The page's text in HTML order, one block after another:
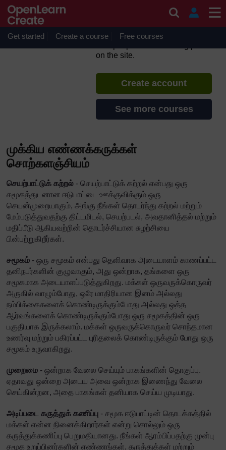
Get started Create a course Free courses
1 அடிப்படை எண்ணக்கருக்கள்
If you create an account, you can
on the site.
Create account
See more courses
முக்கிய எண்ணக்கருக்கள்
சொற்களஞ்சியம்
செயற்பாட்டுக் கற்றல் - செயற்பாட்டுக் கற்றல் என்பது ஒரு
சமூகத்துடனான ஈடுபாட்டை ஊக்குவிக்கும் ஒரு
செயன்முறையாகும், அங்கு நீங்கள் தொடர்ந்து கற்றல் மற்றும்
மேம்படுத்துவதற்கு திட்டமிடல், செயற்படல், அவதானித்தல் மற்றும்
மதிப்பீடு ஆகியவற்றின் தொடர்ச்சியான சுழற்சியை
பின்பற்றுகிறீர்கள்.
சமூகம் - ஒரு சமூகம் என்பது தெளிவாக அடையாளம் காணப்பட்ட
தனிநபர்களின் குழுவாகும், அது ஒன்றாக, தங்களை ஒரு
சமூகமாக அடையாளப்படுத்துகிறது. மக்கள் ஒருவருக்கொருவர்
அருகில் வாழும்போது, ஒரே மாதிரியான இனம் அல்லது
நம்பிக்கைகளைக் கொண்டிருக்கும்போது அல்லது ஒத்த
ஆர்வங்களைக் கொண்டிருக்கும்போது ஒரு சமூகத்தின் ஒரு
பகுதியாக இருக்கலாம். மக்கள் ஒருவருக்கொருவர் சொந்தமான
உணர்வு மற்றும் பகிரப்பட்ட புரிதலைக் கொண்டிருக்கும் போது ஒரு
சமூகம் உருவாகிறது.
முறைமை - ஒன்றாக வேலை செய்யும் பாகங்களின் தொகுப்பு.
ஏதாவது ஒன்றை அடைய அவை ஒன்றாக இணைந்து வேலை
செய்கின்றன, அதை பாகங்கள் தனியாக செய்ய முடியாது.
அடிப்படை கருத்துக் கணிப்பு - சமூக ஈடுபாட்டின் தொடக்கத்தில்
மக்கள் என்ன நினைக்கிறார்கள் என்று சொல்லும் ஒரு
கருத்துக்கணிப்பு பெறுமதியானது. நீங்கள் ஆரம்பிப்பதற்கு முன்பு
சமூக உறுப்பினர்களின் எண்ணங்கள், கருத்துக்கள் மற்றும்